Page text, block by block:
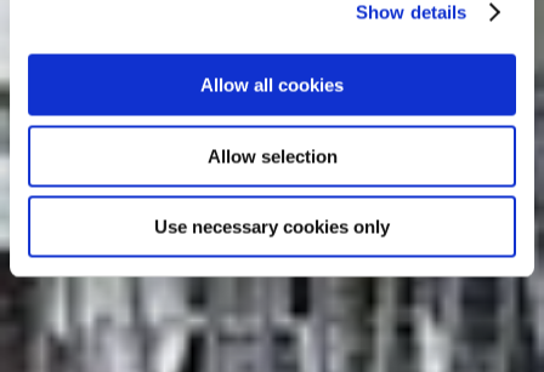
Show details
Allow all cookies
Allow selection
Use necessary cookies only